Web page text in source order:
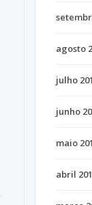
agosto
julho
junho
maio
abril